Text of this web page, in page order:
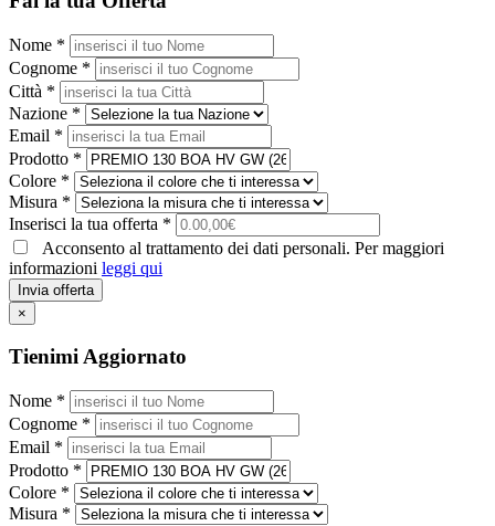
Nome *
Cognome *
Città *
Nazione *
Email *
Prodotto *
Colore *
Misura *
Inserisci la tua offerta *
Acconsento al trattamento dei dati personali. Per maggiori
informazioni leggi qui
Invia offerta
×
Tienimi Aggiornato
Nome *
Cognome *
Email *
Prodotto *
Colore *
Misura *